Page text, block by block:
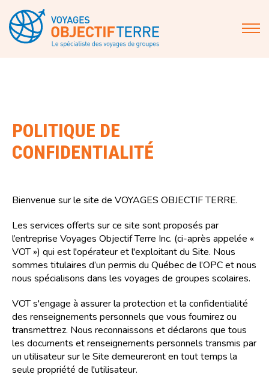
POLITIQUE DE
CONFIDENTIALITÉ
Bienvenue sur le site de VOYAGES OBJECTIF TERRE.
Les services offerts sur ce site sont proposés par
l’entreprise Voyages Objectif Terre Inc. (ci-après appelée «
VOT ») qui est l'opérateur et l'exploitant du Site. Nous
sommes titulaires d’un permis du Québec de l’OPC et nous
nous spécialisons dans les voyages de groupes scolaires.
VOT s'engage à assurer la protection et la confidentialité
des renseignements personnels que vous fournirez ou
transmettrez. Nous reconnaissons et déclarons que tous
les documents et renseignements personnels transmis par
un utilisateur sur le Site demeureront en tout temps la
seule propriété de l'utilisateur.